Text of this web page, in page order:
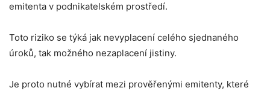
emitenta v podnikatelském prostředí.
Toto riziko se týká jak nevyplacení celého sjednaného
úroků, tak možného nezaplacení jistiny.
Je proto nutné vybírat mezi prověřenými emitenty, které